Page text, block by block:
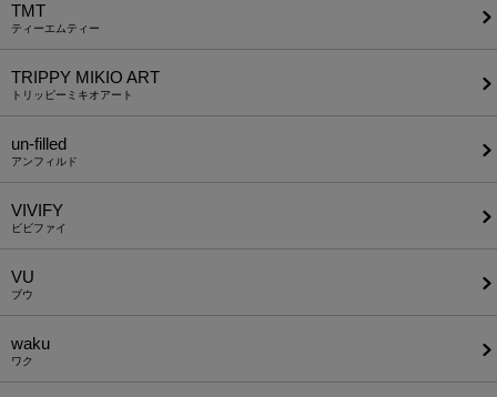
TMT
ティーエムティー
TRIPPY MIKIO ART
トリッピーミキオアート
un-filled
アンフィルド
VIVIFY
ビビファイ
VU
ブウ
waku
ワク